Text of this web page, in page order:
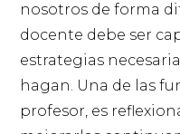
nosotros de forma
docente debe ser
estrategias
hagan. Una de las
profesor, es